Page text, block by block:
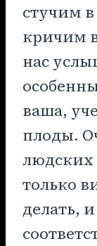
стучим
кричим
нас
ваша,
плоды.
людских
только
делать,